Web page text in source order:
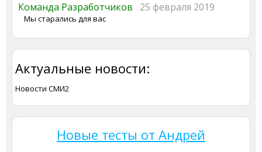
Команда Разработчиков 25 февраля 2019
Мы старались для вас
Актуальные новости:
Новости СМИ2
Новые тесты от Андрей